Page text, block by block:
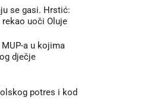
se gasi. Hrstić:
uoči Oluje
a u kojima
dječje
potres i kod